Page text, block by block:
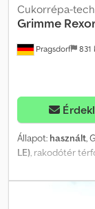
Pragsdorf 831
Cukorrépa-
Grimme
Állapot: használt,
LE), rakodótér
(6 soros),